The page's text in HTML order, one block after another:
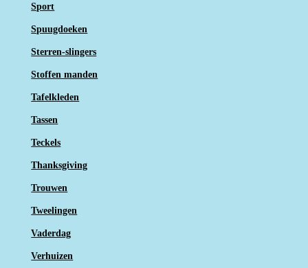
Sport
Spuugdoeken
Sterren-slingers
Stoffen manden
Tafelkleden
Tassen
Teckels
Thanksgiving
Trouwen
Tweelingen
Vaderdag
Verhuizen